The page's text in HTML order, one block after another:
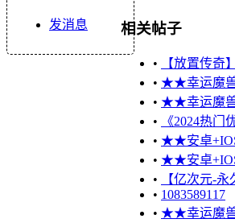
发消息 相关帖子
•
【放置传奇
• ★★幸运魔
• ★★幸运魔
•
《2024热
• ★★安卓
• ★★安卓
•
【亿次元-
• 1083589117
• ★★幸运魔